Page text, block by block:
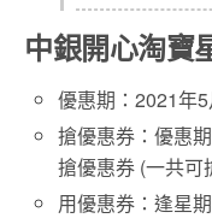
中銀開心淘寶
優惠期：2021年
搶優惠券：優惠
搶優惠券 (一共可
用優惠券：逢星